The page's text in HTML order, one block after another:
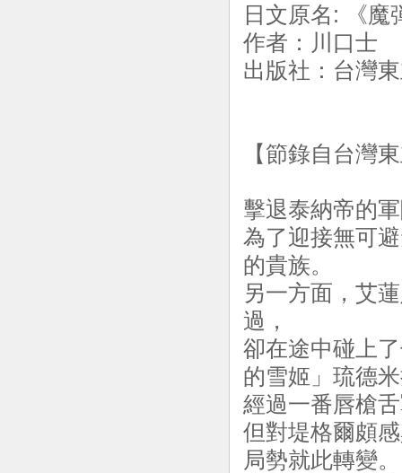
日文原名: 《
作者：川口
出版社：台灣
【節錄自台灣
擊退泰納帝的
為了迎接無可
的貴族。
另一方面，艾
過，
卻在途中碰上
的雪姬」琉德
經過一番唇槍
但對堤格爾頗
局勢就此轉變。